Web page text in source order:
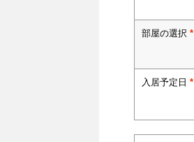
部屋の選択 *
入居予定日 *